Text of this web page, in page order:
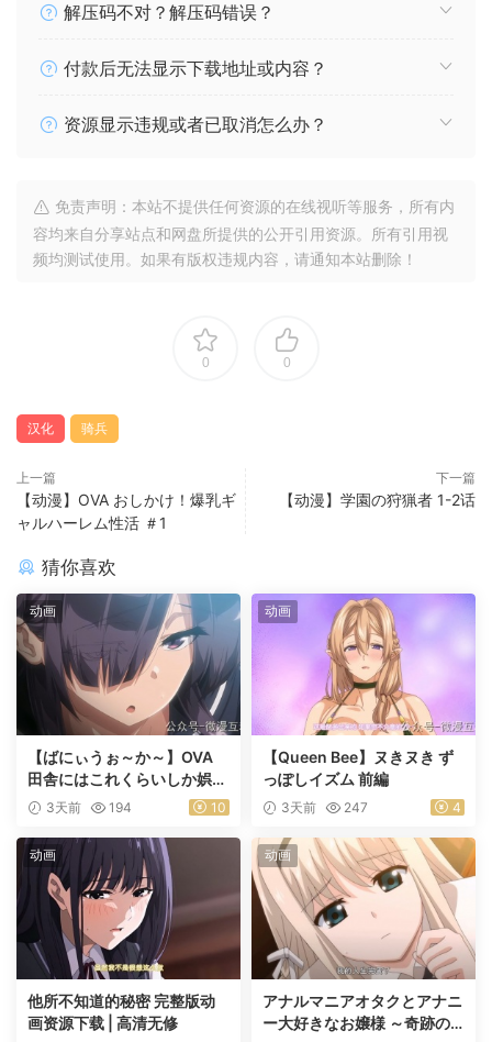
解压码不对？解压码错误？
付款后无法显示下载地址或内容？
资源显示违规或者已取消怎么办？
免责声明：本站不提供任何资源的在线视听等服务，所有内
容均来自分享站点和网盘所提供的公开引用资源。所有引用视
频均测试使用。如果有版权违规内容，请通知本站删除！
0 0
汉化 骑兵
上一篇
【动漫】OVA おしかけ！爆乳ギ
ャルハーレム性活 ＃1
下一篇
【动漫】学園の狩猟者 1-2话
猜你喜欢
动画
【ばにぃうぉ～か～】OVA
田舎にはこれくらいしか娯楽
がない ＃1乡下几乎没有娱乐
3天前 194 10
动画
【Queen Bee】ヌきヌき ず
っぽしイズム 前編
3天前 247 4
动画
他所不知道的秘密 完整版动
画资源下载 | 高清无修
动画
アナルマニアオタクとアナニ
ー大好きなお嬢様 ～奇跡の